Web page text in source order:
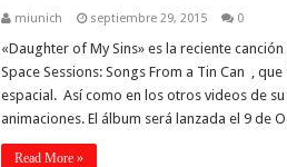
miunich septiembre 29, 2015 0
«Daughter of My Sins» es la reciente
Space Sessions: Songs From a Tin Can ,
espacial. Así como en los otros videos de
animaciones. El álbum será lanzada el 9 de
Read More »